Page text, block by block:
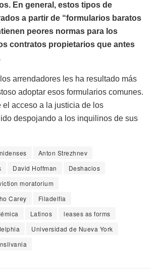
En general, estos tipos de
a partir de “formularios baratos
peores normas para los
contratos propietarios que antes
arrendadores les ha resultado más
adoptar esos formularios comunes.
el acceso a la justicia de los
despojando a los inquilinos de sus
Anton Strezhnev
David Hoffman
Deshacios
moratorium
Carey
Filadelfia
Latinos
leases as forms
Universidad de Nueva York